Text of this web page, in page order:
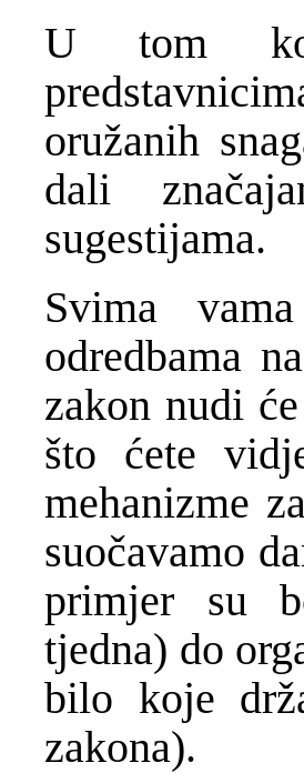
U tom
oružanih
dali
sugestijama.
Svima
odredbama
zakon nudi
što ćete
mehanizme
suočavamo
primjer su
tjedna) do
bilo koje
zakona).